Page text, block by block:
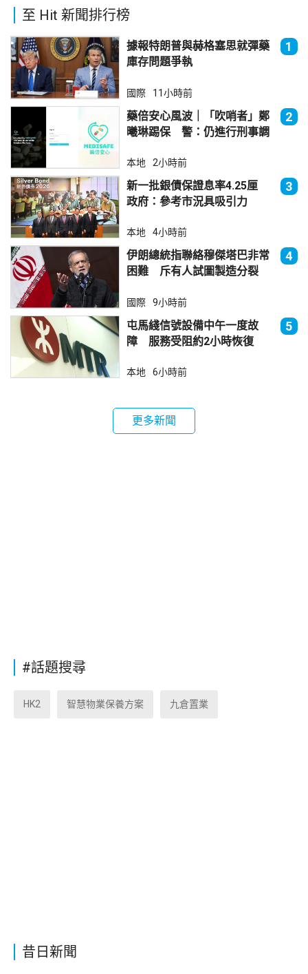
昔日新聞
至 Hit 新聞排行榜
據報特朗普與赫格塞思就彈藥
庫存問題爭執
1
國際 11小時前
藥倍安心風波｜「吹哨者」鄭
曦琳踢保 警：仍進行刑事調
2
本地 2小時前
新一批銀債保證息率4.25厘
政府：參考市況具吸引力
3
本地 4小時前
伊朗總統指聯絡穆傑塔巴非常
困難 斥有人試圖製造分裂
4
國際 9小時前
屯馬綫信號設備中午一度故
障 服務受阻約2小時恢復
5
本地 6小時前
更多新聞
#話題搜尋
HK2 智慧物業保養方案 九倉置業